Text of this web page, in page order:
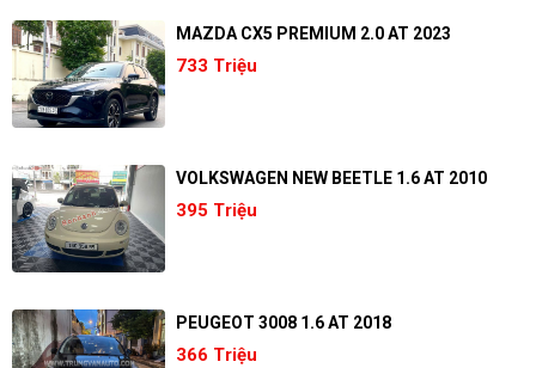
MAZDA CX5 PREMIUM 2.0 AT 2023
733 Triệu
VOLKSWAGEN NEW BEETLE 1.6 AT 2010
395 Triệu
PEUGEOT 3008 1.6 AT 2018
366 Triệu